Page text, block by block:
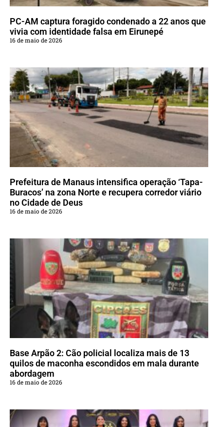
PC-AM captura foragido condenado a 22 anos que
vivia com identidade falsa em Eirunepé
16 de maio de 2026
Prefeitura de Manaus intensifica operação ‘Tapa-
Buracos’ na zona Norte e recupera corredor viário
no Cidade de Deus
16 de maio de 2026
Base Arpão 2: Cão policial localiza mais de 13
quilos de maconha escondidos em mala durante
abordagem
16 de maio de 2026